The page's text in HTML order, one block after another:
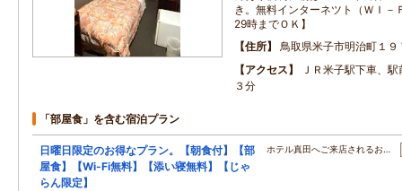
き。無料インターネツト（ＷＩ－
29時までＯＫ】
住所
鳥取県米子市明治町１９
アクセス
ＪＲ米子駅下車、
３分
「部屋食」を含む宿泊プラン
日曜日限定のお得なプラン。【朝食付】【部
屋食】【Wi-Fi無料】【添い寝無料】【じゃ
らん限定】
ホテル真田へご来店されるお…